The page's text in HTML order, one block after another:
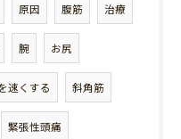
原因 腹筋 治療
腕 お尻
速くする 斜角筋
緊張性頭痛